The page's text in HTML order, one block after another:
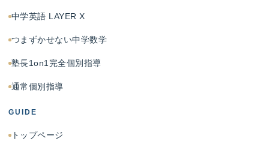
中学英語 LAYER X
つまずかせない中学数学
塾長1on1完全個別指導
通常個別指導
GUIDE
トップページ